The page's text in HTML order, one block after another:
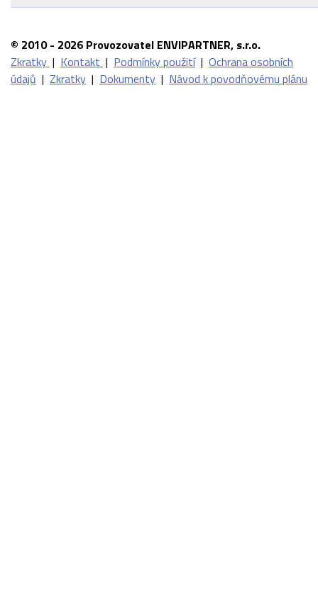
© 2010 - 2026 Provozovatel ENVIPARTNER, s.r.o.
Zkratky | Kontakt | Podmínky použití | Ochrana osobních
údajů | Zkratky | Dokumenty | Návod k povodňovému plánu